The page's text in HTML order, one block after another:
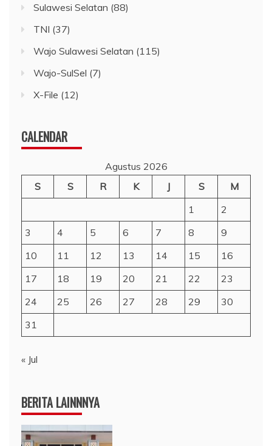
Sulawesi Selatan (88)
TNI (37)
Wajo Sulawesi Selatan (115)
Wajo-SulSel (7)
X-File (12)
CALENDAR
Agustus 2026
S
S R K J S
M
1
2
3
4 5 6 7 8
9
10
11 12 13 14 15
16
17
18 19 20 21 22
23
24
25 26 27 28 29
30
31
« Jul
BERITA LAINNNYA